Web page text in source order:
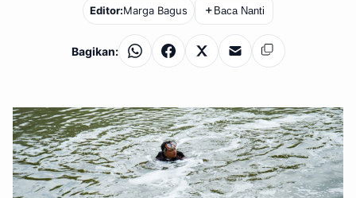
Editor:Marga Bagus ＋ Baca Nanti
Bagikan: WhatsAppFacebook
X EmailSalin